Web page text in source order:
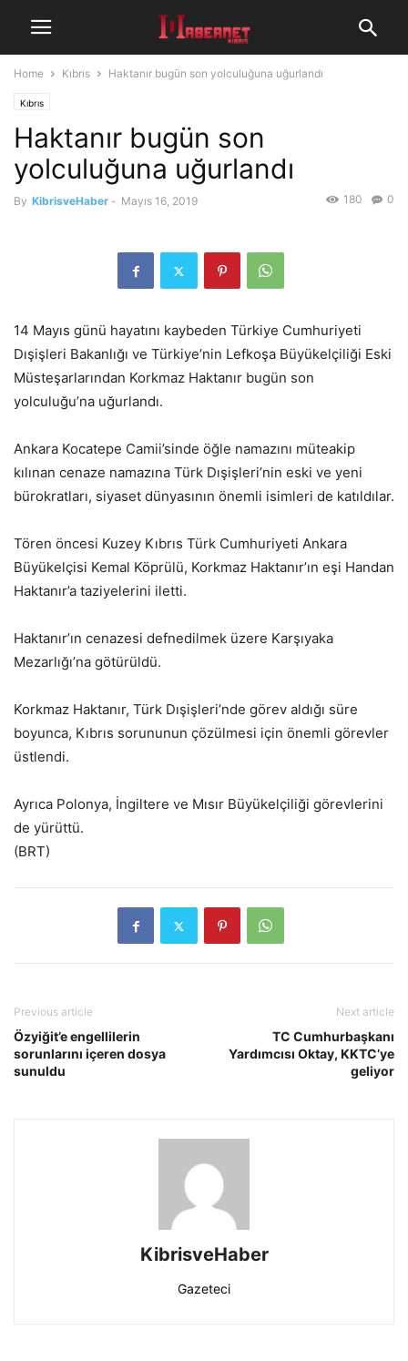
Home Kıbrıs Haktanır bugün son yolculuğuna uğurlandı
Kıbrıs
Haktanır bugün son
yolculuğuna uğurlandı
By KibrisveHaber - Mayıs 16, 2019 0
180
14 Mayıs günü hayatını kaybeden Türkiye Cumhuriyeti
Dışişleri Bakanlığı ve Türkiye’nin Lefkoşa Büyükelçiliği Eski
Müsteşarlarından Korkmaz Haktanır bugün son
yolculuğu’na uğurlandı.
Ankara Kocatepe Camii’sinde öğle namazını müteakip
kılınan cenaze namazına Türk Dışişleri’nin eski ve yeni
bürokratları, siyaset dünyasının önemli isimleri de katıldılar.
Tören öncesi Kuzey Kıbrıs Türk Cumhuriyeti Ankara
Büyükelçisi Kemal Köprülü, Korkmaz Haktanır’ın eşi Handan
Haktanır’a taziyelerini iletti.
Haktanır’ın cenazesi defnedilmek üzere Karşıyaka
Mezarlığı’na götürüldü.
Korkmaz Haktanır, Türk Dışişleri’nde görev aldığı süre
boyunca, Kıbrıs sorununun çözülmesi için önemli görevler
üstlendi.
Ayrıca Polonya, İngiltere ve Mısır Büyükelçiliği görevlerini
de yürüttü.
(BRT)
Previous article
Özyiğit’e engellilerin
sorunlarını içeren dosya
sunuldu
Next article
TC Cumhurbaşkanı
Yardımcısı Oktay, KKTC’ye
geliyor
KibrisveHaber
Gazeteci